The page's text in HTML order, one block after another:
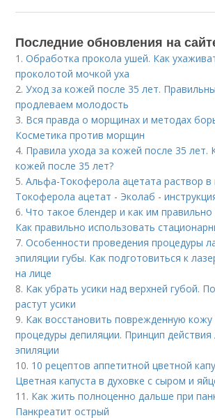
Последние обновления на
1.Обработка прокола ушей. Как
проколотой мочкой уха
2.Уход за кожей после 35 лет.
продлеваем молодость
3. Вся правда о морщинах и методах
Косметика против морщин
4. Правила ухода за кожей после 35 лет.
кожей после 35 лет?
5.Альфа-Токоферола ацетата раствор в
Токоферола ацетат - Эколаб -
6.Что такое блендер и как им правильно
Как правильно использовать
7.Особенности проведения процедуры
эпиляции губы. Как подготовиться к
на лице
8. Как убрать усики над верхней губой.
растут усики
9. Как восстановить поврежденную кожу
процедуры депиляции. Принцип действия
эпиляции
10. 10 рецептов аппетитной цветной
Цветная капуста в духовке с сыром и
11. Как жить полноценно дальше при
Панкреатит острый